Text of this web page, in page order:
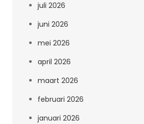
juli 2026
juni 2026
mei 2026
april 2026
maart 2026
februari 2026
januari 2026